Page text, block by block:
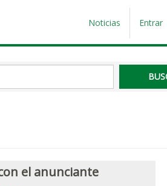
Noticias Entrar
el anunciante